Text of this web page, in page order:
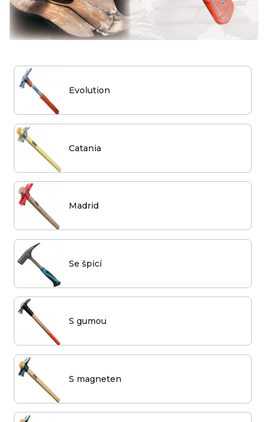
Evolution
Catania
Madrid
Se špicí
S gumou
S magneten